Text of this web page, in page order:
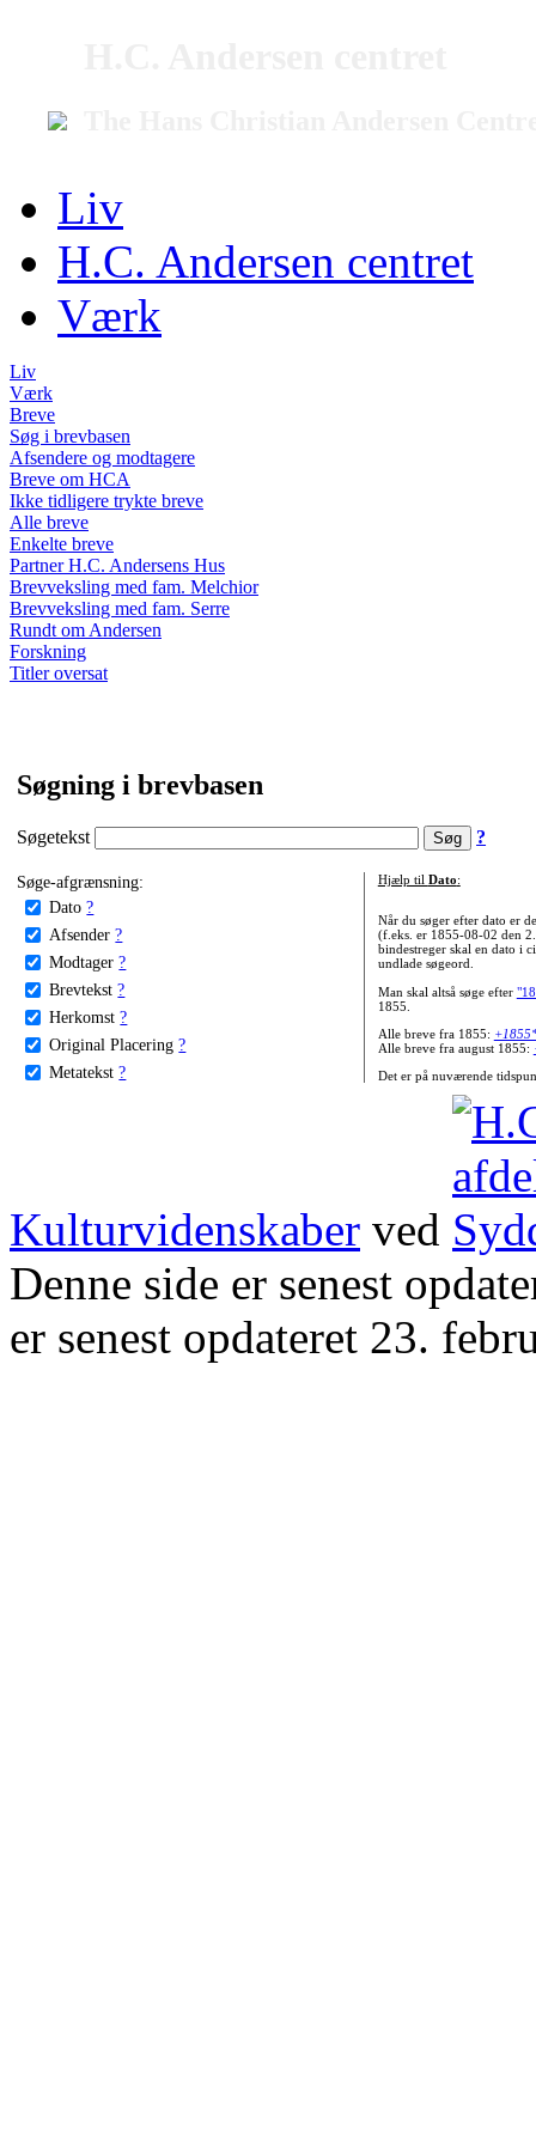
Liv
H.C. Andersen centret
Værk
Liv
Værk
Breve
Søg i brevbasen
Afsendere og modtagere
Breve om HCA
Ikke tidligere trykte breve
Alle breve
Enkelte breve
Partner H.C. Andersens Hus
Brevveksling med fam. Melchior
Brevveksling med fam. Serre
Rundt om Andersen
Forskning
Titler oversat
Søgning i brevbasen
Søgetekst ?
Søge-afgrænsning:
Dato ?
Afsender ?
Modtager ?
Brevtekst ?
Herkomst ?
Original Placering ?
Metatekst ?
Hjælp til Dato:
Når du søger efter dato er
(f.eks. er 1855-08-02 den
bindestreger skal en dato i
undlade søgeord.
Man skal altså søge efter
1855.
Alle breve fra 1855:
Alle breve fra august 1855:
Det er på nuværende
Kulturvidenskaber ved
Denne side er senest
er senest opdateret 23.